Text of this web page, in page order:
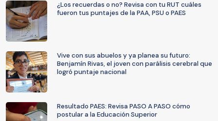
¿Los recuerdas o no? Revisa con tu RUT cuáles
fueron tus puntajes de la PAA, PSU o PAES
Vive con sus abuelos y ya planea su futuro:
Benjamín Rivas, el joven con parálisis cerebral que
logró puntaje nacional
Resultado PAES: Revisa PASO A PASO cómo
postular a la Educación Superior